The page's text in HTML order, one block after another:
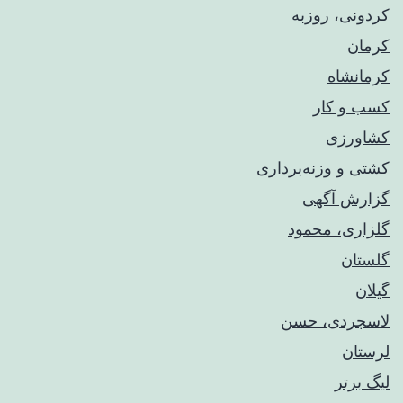
کردونی، روزبه
کرمان
کرمانشاه
کسب و کار
کشاورزی
کشتی و وزنه‌برداری
گزارش آگهی
گلزاری، محمود
گلستان
گیلان
لاسجردی، حسن
لرستان
لیگ برتر